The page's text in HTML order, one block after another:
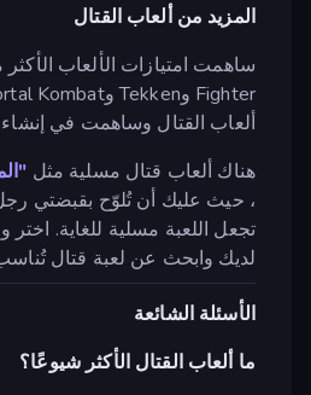
المزيد من ألعاب القتال
ألعاب القتال وساهمت في إنشاء
هناك ألعاب قتال مسلية مثل
، حيث عليك أن تُلوّح بقبضتي
تجعل اللعبة مسلية للغاية. اختر
لديك وابحث عن لعبة قتال
الأسئلة الشائعة
ما ألعاب القتال الأكثر شيوعًا؟